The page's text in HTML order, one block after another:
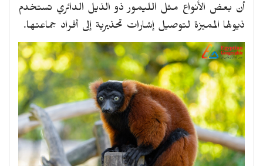
أن بعض الأنواع مثل الليمور ذو الذيل الدائري تستخدم
ذيولها المميزة لتوصيل إشارات تحذيرية إلى أفراد جماعتها.